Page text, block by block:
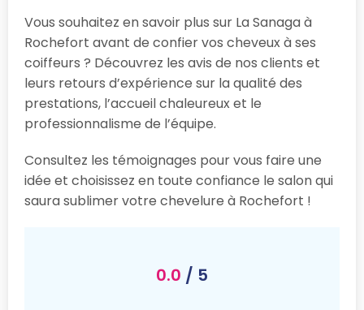
Vous souhaitez en savoir plus sur La Sanaga à
Rochefort avant de confier vos cheveux à ses
coiffeurs ? Découvrez les avis de nos clients et
leurs retours d’expérience sur la qualité des
prestations, l’accueil chaleureux et le
professionnalisme de l’équipe.
Consultez les témoignages pour vous faire une
idée et choisissez en toute confiance le salon qui
saura sublimer votre chevelure à Rochefort !
0.0 / 5